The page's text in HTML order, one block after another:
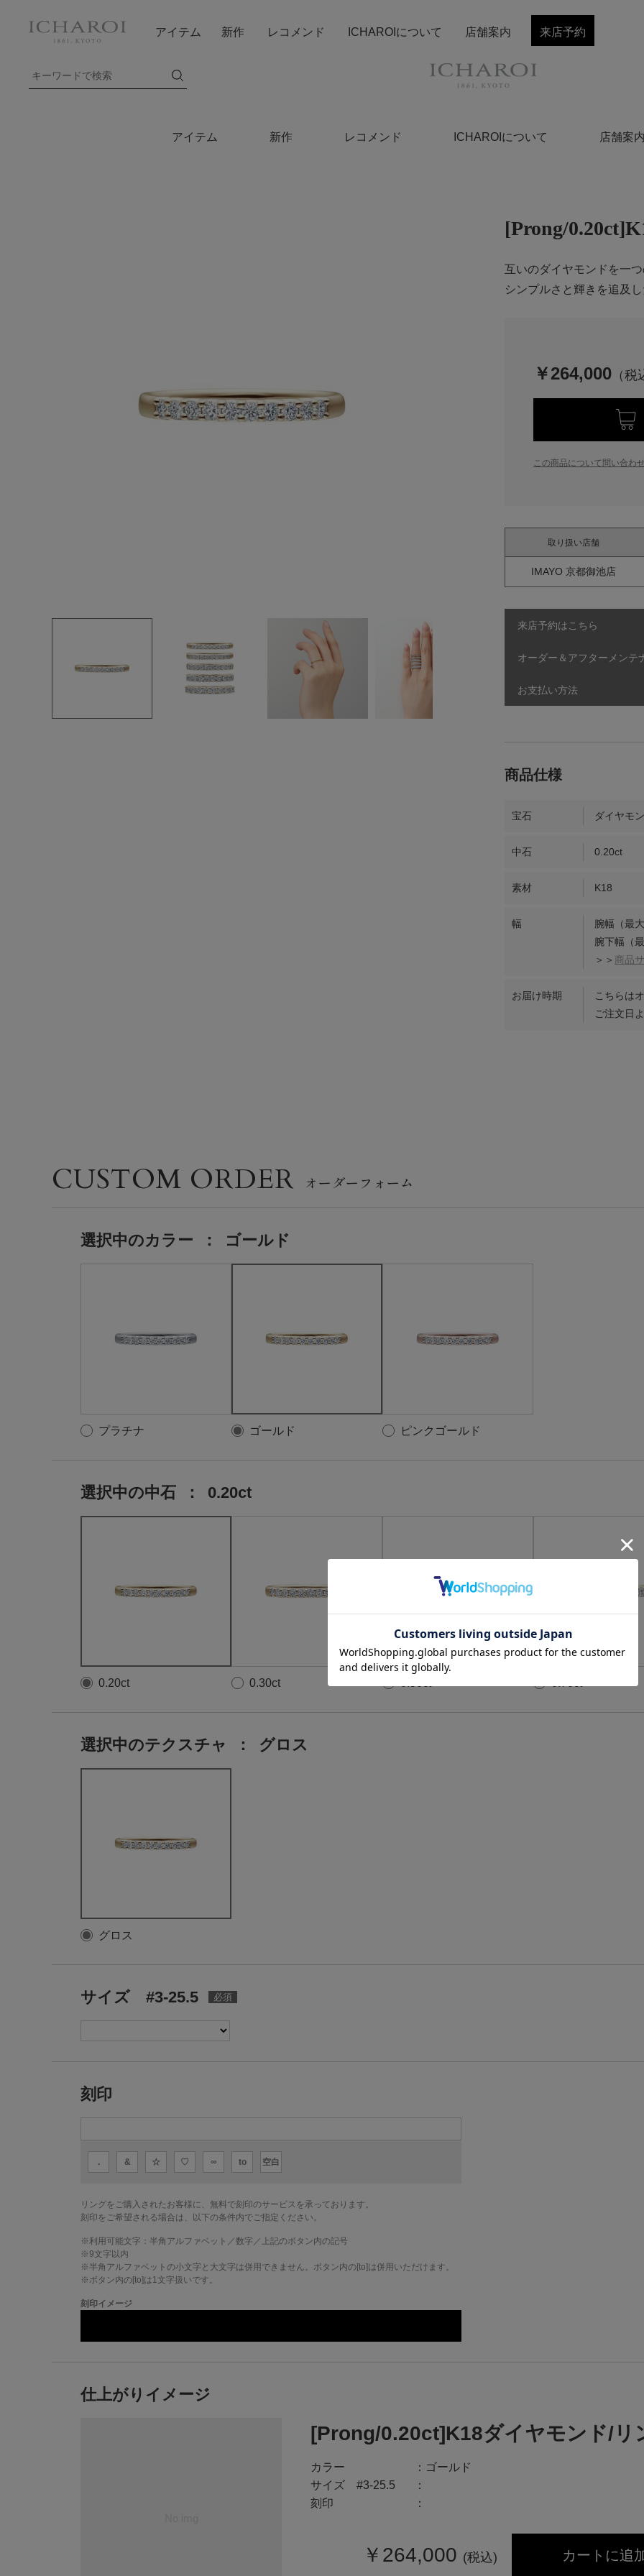
アイテム 新作 レコメンド ICHAROIについて 店舗案内
アイテム 新作 レコメンド ICHAROIについて 店舗案内 来店予約
[Prong/
互いのダイヤモンドを一
シンプルさと輝きを追及
￥264,000
この商品について問い合わ
取り扱い店舗
IMAYO 京都御池店
来店予約はこちら
オーダー＆アフターメンテ
お支払い方法
宝石 ダイヤモ
中石 0.20ct
素材 K18
幅
腕幅（最
腕下幅（
＞＞ 商品
お届け時期
こちらは
ご注文日
CUSTOM ORDER
選択中のカラー ： ゴールド
プラチナ ゴールド ピンクゴールド
選択中の中石 ： 0.20ct
0.20ct 0.30ct
選択中のテクスチャ ： グロス
グロス
サイズ #3-25.5
刻印
. & ☆ ♡ ∞ to 空白
リングをご購入されたお客様に、無料で刻印のサービスを承っております。
刻印をご希望される場合は、以下の条件内でご指定ください。
※利用可能文字： 半角アルファベット／数字／上記のボタン内の記号
※9文字以内
※半角アルファベットの小文字と大文字は併用できません。ボタン内の[to]は併用いただけます。
※ボタン内の[to]は1文字扱いです。
刻印イメージ
仕上がりイメージ
[Prong/0.20ct]K18ダイヤモンド/リ
カラー
ゴールド
サイズ #3-25.5
刻印
￥ 264,000 (税込) カートに追